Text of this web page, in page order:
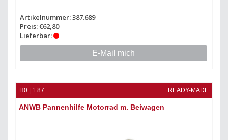
Artikelnummer: 387.689
Preis: €62,80
Lieferbar:
E-Mail mich
H0 | 1:87 READY-MADE
ANWB Pannenhilfe Motorrad m. Beiwagen